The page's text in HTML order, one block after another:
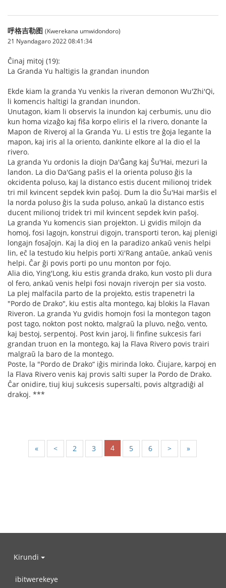
呼格吉勒图 (Kwerekana umwidondoro)
21 Nyandagaro 2022 08:41:34
Ĉinaj mitoj (19):
La Granda Yu haltigis la grandan inundon
Ekde kiam la granda Yu venkis la riveran demonon Wu'Zhi'Qi,
li komencis haltigi la grandan inundon.
Unutagon, kiam li observis la inundon kaj cerbumis, unu dio
kun homa vizaĝo kaj fiŝa korpo eliris el la rivero, donante la
Mapon de Riveroj al la Granda Yu. Li estis tre ĝoja legante la
mapon, kaj iris al la oriento, dankinte elkore al la dio el la
rivero.
La granda Yu ordonis la diojn Da'Ĝang kaj Ŝu'Hai, mezuri la
landon. La dio Da'Gang paŝis el la orienta poluso ĝis la
okcidenta poluso, kaj la distanco estis ducent milionoj tridek
tri mil kvincent sepdek kvin paŝoj. Dum la dio Ŝu'Hai marŝis el
la norda poluso ĝis la suda poluso, ankaŭ la distanco estis
ducent milionoj tridek tri mil kvincent sepdek kvin paŝoj.
La granda Yu komencis sian projekton. Li gvidis milojn da
homoj, fosi lagojn, konstrui digojn, transporti teron, kaj plenigi
longajn fosaĵojn. Kaj la dioj en la paradizo ankaŭ venis helpi
lin, eĉ la testudo kiu helpis porti Xi'Rang antaŭe, ankaŭ venis
helpi. Ĉar ĝi povis porti po unu monton por fojo.
Alia dio, Ying'Long, kiu estis granda drako, kun vosto pli dura
ol fero, ankaŭ venis helpi fosi novajn riverojn per sia vosto.
La plej malfacila parto de la projekto, estis trapenetri la
"Pordo de Drako", kiu estis alta montego, kaj blokis la Flavan
Riveron. La granda Yu gvidis homojn fosi la montegon tagon
post tago, nokton post nokto, malgraŭ la pluvo, neĝo, vento,
kaj bestoj, serpentoj. Post kvin jaroj, li finfine sukcesis fari
grandan truon en la montego, kaj la Flava Rivero povis trairi
malgraŭ la baro de la montego.
Poste, la "Pordo de Drako“ iĝis mirinda loko. Ĉiujare, karpoj en
la Flava Rivero venis kaj provis salti super la Pordo de Drako.
Ĉar onidire, tiuj kiuj sukcesis supersalti, povis altgradiĝi al
drakoj. ***
« < 2 3 4 5 6 > »
Kirundi
ibitwerekeye